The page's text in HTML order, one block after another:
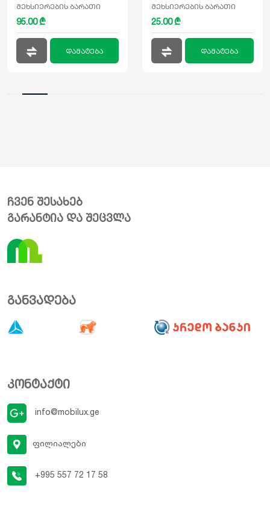
მეხსიერების ბარათი
95.00 ₾
დამატება
მეხსიერების ბარათი
25.00 ₾
დამატება
ჩვენ შესახებ
გარანტია და შეცვლა
განვადება
კონტაქტი
info@mobilux.ge
ფილიალები
+995 557 72 17 58